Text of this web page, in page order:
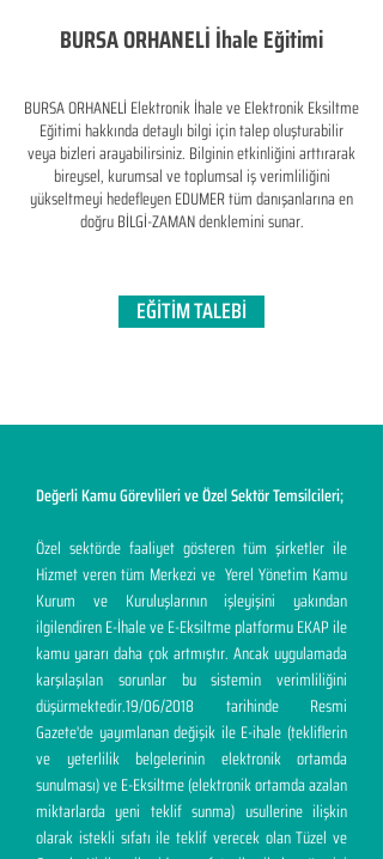
BURSA ORHANELİ İhale Eğitimi
BURSA ORHANELİ Elektronik İhale ve Elektronik Eksiltme
Eğitimi hakkında detaylı bilgi için talep oluşturabilir
veya bizleri arayabilirsiniz. Bilginin etkinliğini arttırarak
bireysel, kurumsal ve toplumsal iş verimliliğini
yükseltmeyi hedefleyen​ EDUMER tüm danışanlarına en
doğru BİLGİ-ZAMAN denklemini sunar.
EĞİTİM TALEBİ
Değerli Kamu Görevlileri ve Özel Sektör Temsilcileri;
Özel sektörde faaliyet gösteren tüm şirketler ile
Hizmet veren tüm Merkezi ve Yerel Yönetim Kamu
Kurum ve Kuruluşlarının işleyişini yakından
ilgilendiren E-İhale ve E-Eksiltme platformu EKAP ile
kamu yararı daha çok artmıştır. Ancak uygulamada
karşılaşılan sorunlar bu sistemin verimliliğini
düşürmektedir.19/06/2018 tarihinde Resmi
Gazete'de yayımlanan değişik ile E-ihale (tekliflerin
ve yeterlilik belgelerinin elektronik ortamda
sunulması) ve E-Eksiltme (elektronik ortamda azalan
miktarlarda yeni teklif sunma) usullerine ilişkin
olarak istekli sıfatı ile teklif verecek olan Tüzel ve